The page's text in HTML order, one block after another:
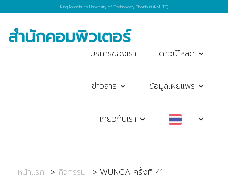
King Mongkut's University of Technology Thonburi (KMUTT)
สำนักคอมพิวเตอร์
บริการของเรา ดาวน์โหลด
ข่าวสาร ข้อมูลเผยแพร่
เกี่ยวกับเรา TH
หน้าแรก กิจกรรม WUNCA ครั้งที่ 41